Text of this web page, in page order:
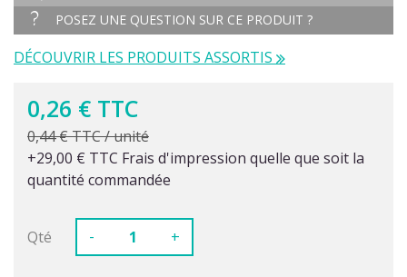
POSEZ UNE QUESTION SUR CE PRODUIT ?
DÉCOUVRIR LES PRODUITS ASSORTIS
0,26 € TTC
0,44 € TTC / unité
+29,00 € TTC Frais d'impression quelle que soit la
quantité commandée
Qté - +